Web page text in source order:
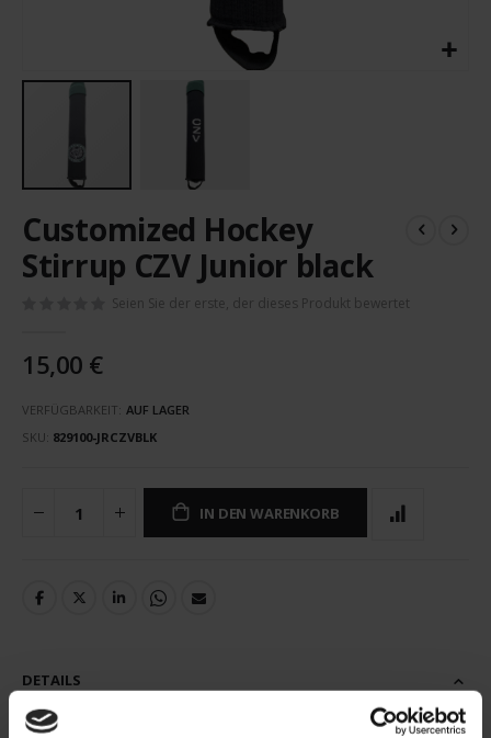
Anfang
der
Bildergalerie
Customized Hockey
Stirrup CZV Junior black
Seien Sie der erste, der dieses Produkt bewertet
15,00 €
VERFÜGBARKEIT: AUF LAGER
SKU 829100-JRCZVBLK
IN DEN WARENKORB
DETAILS